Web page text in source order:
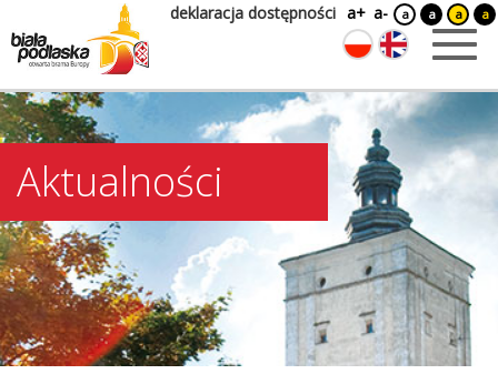
deklaracja dostępności a+ a- a a a a
Aktualności